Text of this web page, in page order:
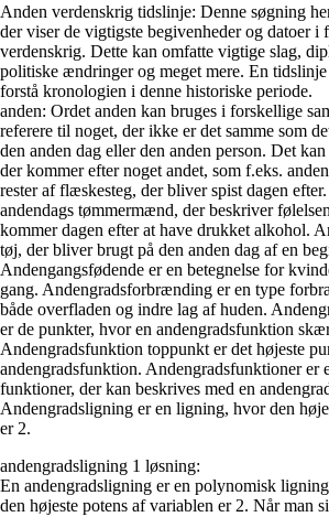
Anden verdenskrig tidslinje: Denne søgning
der viser de vigtigste begivenheder og datoer i
verdenskrig. Dette kan omfatte vigtige slag,
politiske ændringer og meget mere. En
forstå kronologien i denne historiske periode.
anden: Ordet anden kan bruges i forskellige
referere til noget, der ikke er det samme som
den anden dag eller den anden person. Det
der kommer efter noget andet, som f.eks.
rester af flæskesteg, der bliver spist dagen
andendags tømmermænd, der beskriver
kommer dagen efter at have drukket alkohol.
tøj, der bliver brugt på den anden dag af en
Andengangsfødende er en betegnelse for
gang. Andengradsforbrænding er en type
både overfladen og indre lag af huden.
er de punkter, hvor en andengradsfunktion
Andengradsfunktion toppunkt er det højeste
andengradsfunktion. Andengradsfunktioner er
funktioner, der kan beskrives med en
Andengradsligning er en ligning, hvor den
er 2.
andengradsligning 1 løsning:
En andengradsligning er en polynomisk
den højeste potens af variablen er 2. Når man